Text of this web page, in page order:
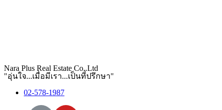
Nara Plus Real Estate Co,.Ltd
"อุ่นใจ...เมื่อมีเรา...เป็นที่ปรึกษา"
02-578-1987